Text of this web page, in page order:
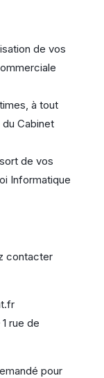
de vos
à tout
Cabinet
de vos
Informatique
contacter
rue de
pour